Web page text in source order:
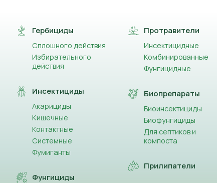
Гербициды
Сплошного действия
Избирательного
действия
Инсектициды
Акарициды
Кишечные
Контактные
Системные
Фумиганты
Фунгициды
Протравители
Инсектицидные
Комбинированные
Фунгицидные
Биопрепараты
Биоинсектициды
Биофунгициды
Для септиков и
компоста
Прилипатели